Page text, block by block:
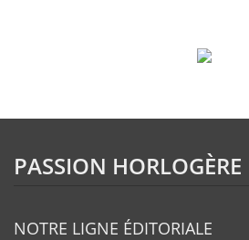
PASSION HORLOGÈRE
NOTRE LIGNE ÉDITORIALE